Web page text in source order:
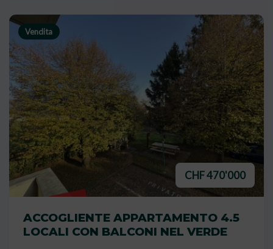
Vendita
CHF 470'000
ACCOGLIENTE APPARTAMENTO 4.5
LOCALI CON BALCONI NEL VERDE